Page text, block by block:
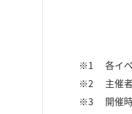
※1
各イ
※2
主催
※3
開催